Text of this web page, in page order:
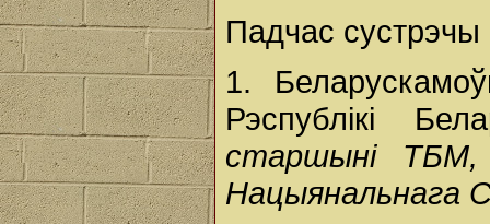
Падчас сустрэчы
1.
Рэспублікі
старшыні ТБМ,
Нацыянальнага